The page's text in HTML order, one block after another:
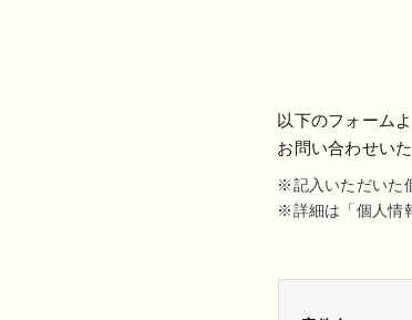
以下のフォーム
お問い合わせい
※記入いただいた
※詳細は「個人情